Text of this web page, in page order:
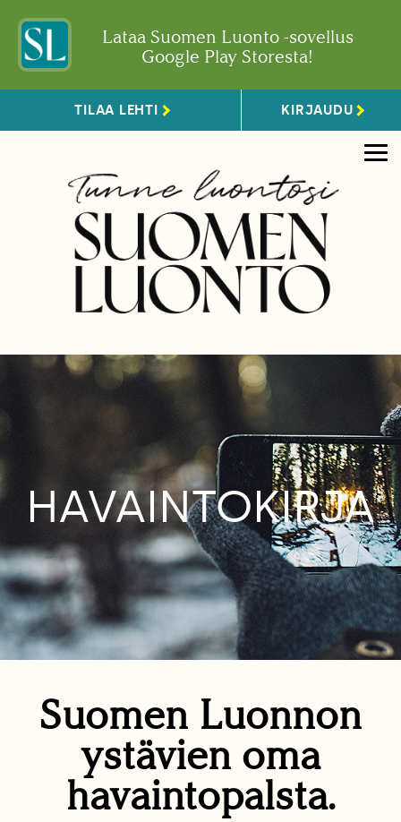
Lataa Suomen Luonto -sovellus
Google Play Storesta!
TILAA LEHTI KIRJAUDU
HAVAINTOKIRJA
Suomen Luonnon
ystävien oma
havaintopalsta.